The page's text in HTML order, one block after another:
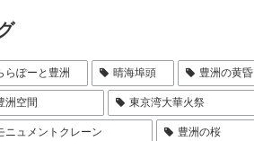
らぽーと豊洲 晴海埠頭 豊洲の黄昏
洲空間 東京湾大華火祭
ニュメントクレーン 豊洲の桜